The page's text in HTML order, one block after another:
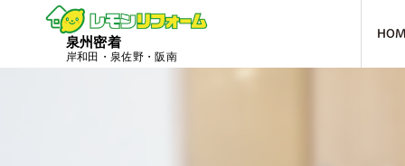
泉州密着
岸和田・泉佐野・阪南